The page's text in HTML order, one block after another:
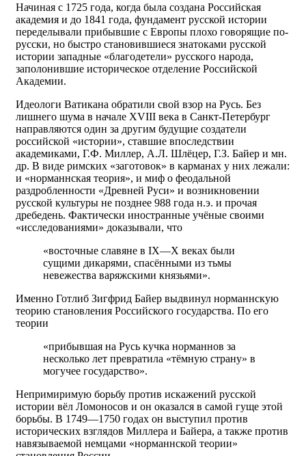
Начиная с 1725 года, когда была создана Российская
академия и до 1841 года, фундамент русской истории
переделывали прибывшие с Европы плохо говорящие по-
русски, но быстро становившиеся знатоками русской
истории западные «благодетели» русского народа,
заполонившие историческое отделение Российской
Академии.
Идеологи Ватикана обратили свой взор на Русь. Без
лишнего шума в начале XVIII века в Санкт-Петербург
направляются один за другим будущие создатели
российской «истории», ставшие впоследствии
академиками, Г.Ф. Миллер, А.Л. Шлёцер, Г.З. Байер и мн.
др. В виде римских «заготовок» в карманах у них лежали:
и «норманнская теория», и миф о феодальной
раздробленности «Древней Руси» и возникновении
русской культуры не позднее 988 года н.э. и прочая
дребедень. Фактически иностранные учёные своими
«исследованиями» доказывали, что
«восточные славяне в IX—X веках были
сущими дикарями, спасёнными из тьмы
невежества варяжскими князьями».
Именно Готлиб Зигфрид Байер выдвинул норманнскую
теорию становления Российского государства. По его
теории
«прибывшая на Русь кучка норманнов за
несколько лет превратила «тёмную страну» в
могучее государство».
Непримиримую борьбу против искажений русской
истории вёл Ломоносов и он оказался в самой гуще этой
борьбы. В 1749—1750 годах он выступил против
исторических взглядов Миллера и Байера, а также против
навязываемой немцами «норманнской теории»